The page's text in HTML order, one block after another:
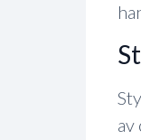
av